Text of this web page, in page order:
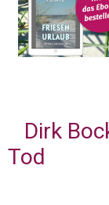
Dirk
Tod